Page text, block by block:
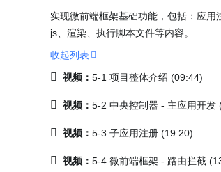
实现微前端框架基础功能，包括：应
js、渲染、执行脚本文件等内容。
收起列表
视频： 5-1 项目整体介绍 (09:44)
视频： 5-2 中央控制器 - 主应用开发
视频： 5-3 子应用注册 (19:20)
视频： 5-4 微前端框架 - 路由拦截